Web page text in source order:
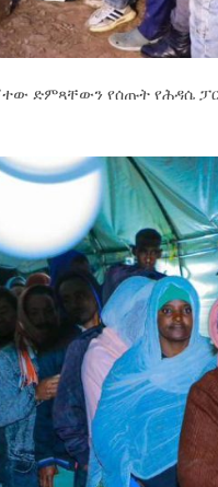
ድምጻቸውን የሰጡት